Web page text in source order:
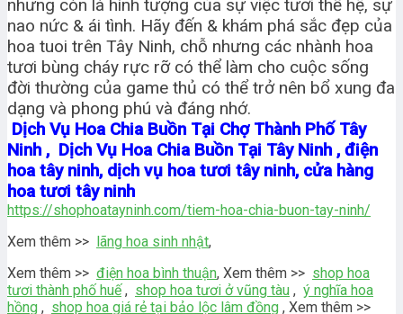
nhưng còn là hình tượng của sự việc tươi thế hệ, sự
nao nức & ái tình. Hãy đến & khám phá sắc đẹp của
hoa tuoi trên Tây Ninh, chỗ nhưng các nhành hoa
tươi bùng cháy rực rỡ có thể làm cho cuộc sống
đời thường của game thủ có thể trở nên bổ xung đa
dạng và phong phú và đáng nhớ.
Dịch Vụ Hoa Chia Buồn Tại Chợ Thành Phố Tây
Ninh , Dịch Vụ Hoa Chia Buồn Tại Tây Ninh , điện
hoa tây ninh, dịch vụ hoa tươi tây ninh, cửa hàng
hoa tươi tây ninh
https://shophoatayninh.com/tiem-hoa-chia-buon-tay-ninh/
Xem thêm >> lãng hoa sinh nhật,
Xem thêm >> điện hoa bình thuận, Xem thêm >> shop hoa
tươi thành phố huế, shop hoa tươi ở vũng tàu , ý nghĩa hoa
hồng , shop hoa giá rẻ tại bảo lộc lâm đồng , Xem thêm >>